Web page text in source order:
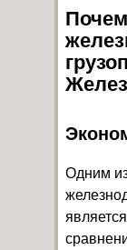
Одним